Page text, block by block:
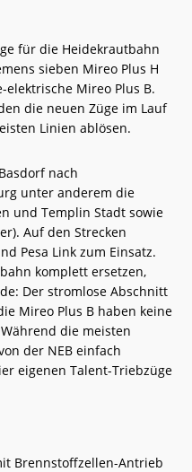
für die Heidekrautbahn
sieben Mireo Plus H
Mireo Plus B.
die neuen Züge im Lauf
Linien ablösen.
nach
unter anderem die
und Templin Stadt sowie
Auf den Strecken
Pesa Link zum Einsatz.
komplett ersetzen,
Der stromlose Abschnitt
Mireo Plus B haben keine
die meisten
der NEB einfach
eigenen Talent-Triebzüge
Brennstoffzellen-Antrieb